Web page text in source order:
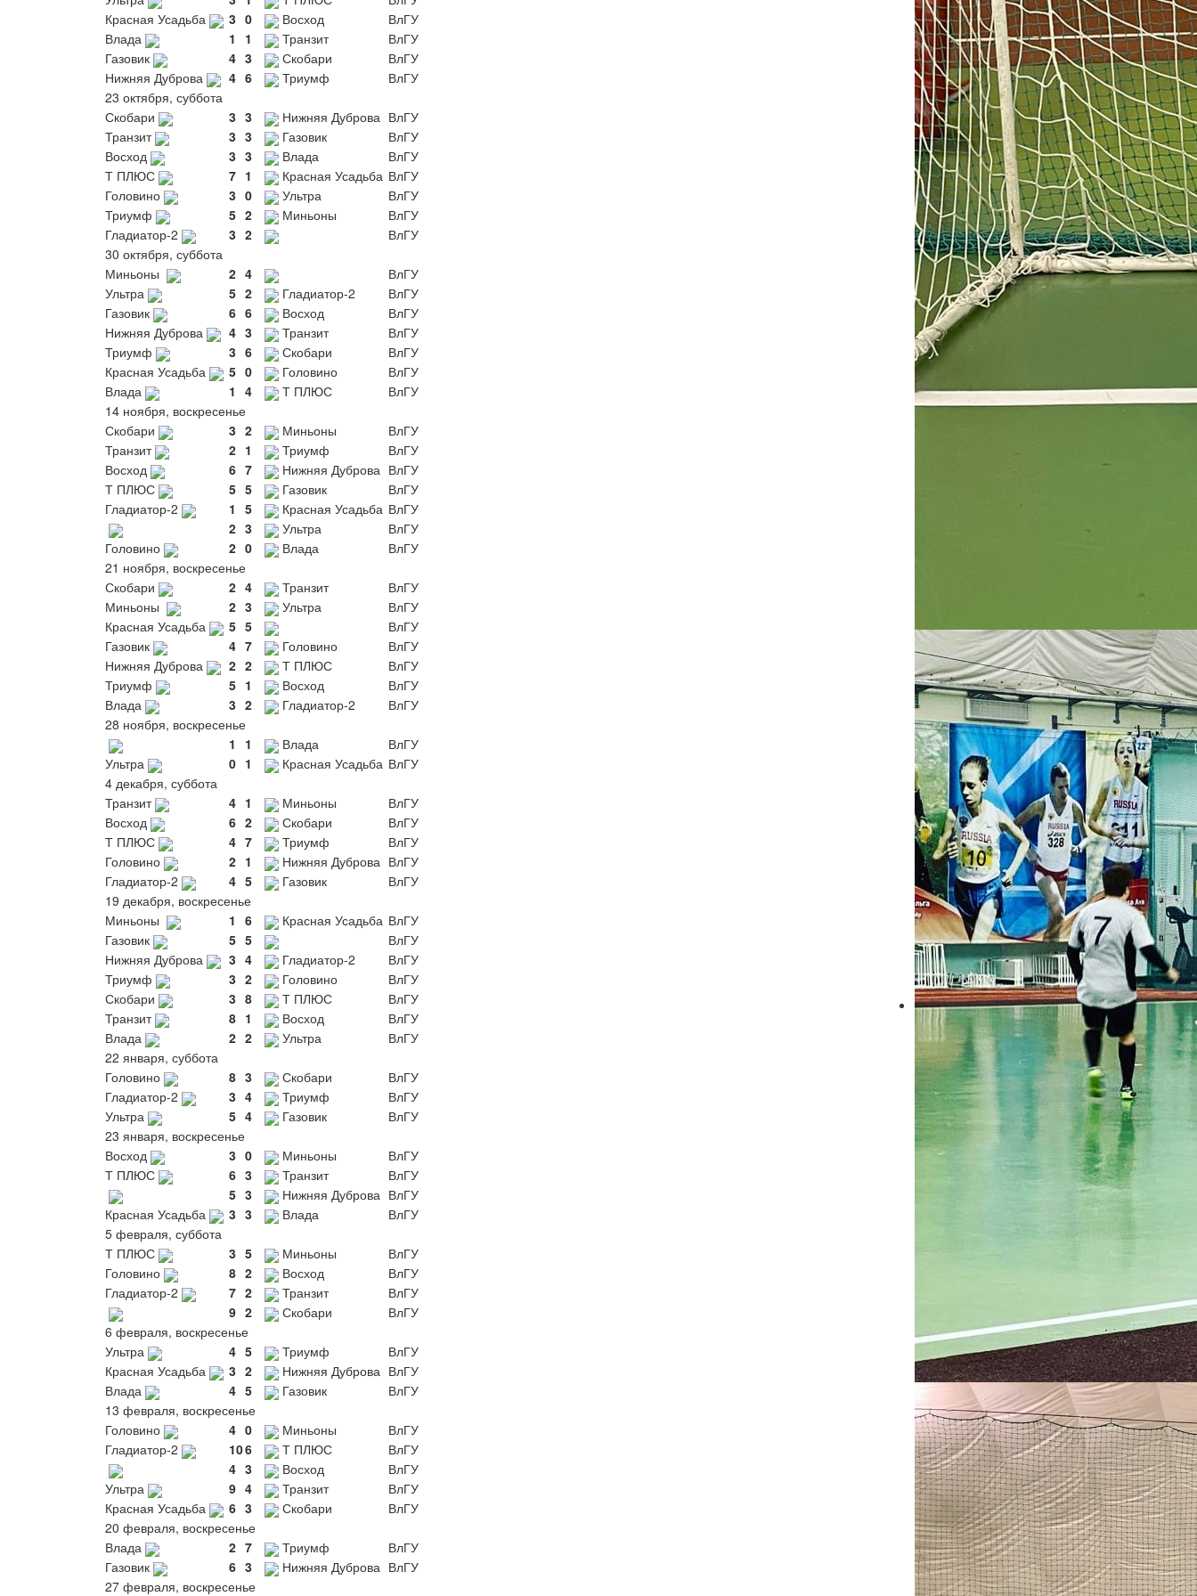
Красная Усадьба
3 0 Восход
ВлГУ
Влада
1 1 Транзит
ВлГУ
Газовик
4 3 Скобари
ВлГУ
Нижняя Дуброва
4 6 Триумф
ВлГУ
23 октября, суббота
Скобари
3 3 Нижняя Дуброва ВлГУ
Транзит
3 3 Газовик
ВлГУ
Восход
3 3 Влада
ВлГУ
Т ПЛЮС
7 1 Красная Усадьба ВлГУ
Головино
3 0 Ультра
ВлГУ
Триумф
5 2 Миньоны
ВлГУ
Гладиатор-2
3 2
ВлГУ
30 октября, суббота
Миньоны
2 4
ВлГУ
Ультра
5 2 Гладиатор-2
ВлГУ
Газовик
6 6 Восход
ВлГУ
Нижняя Дуброва
4 3 Транзит
ВлГУ
Триумф
3 6 Скобари
ВлГУ
Красная Усадьба
5 0 Головино
ВлГУ
Влада
1 4 Т ПЛЮС
ВлГУ
14 ноября, воскресенье
Скобари
3 2 Миньоны
ВлГУ
Транзит
2 1 Триумф
ВлГУ
Восход
6 7 Нижняя Дуброва ВлГУ
Т ПЛЮС
5 5 Газовик
ВлГУ
Гладиатор-2
1 5 Красная Усадьба ВлГУ
2 3 Ультра
ВлГУ
Головино
2 0 Влада
ВлГУ
21 ноября, воскресенье
Скобари
2 4 Транзит
ВлГУ
Миньоны
2 3 Ультра
ВлГУ
Красная Усадьба
5 5
ВлГУ
Газовик
4 7 Головино
ВлГУ
Нижняя Дуброва
2 2 Т ПЛЮС
ВлГУ
Триумф
5 1 Восход
ВлГУ
Влада
3 2 Гладиатор-2
ВлГУ
28 ноября, воскресенье
1
1 Влада
ВлГУ
Ультра
0 1 Красная Усадьба ВлГУ
4 декабря, суббота
Транзит
4 1 Миньоны
ВлГУ
Восход
6 2 Скобари
ВлГУ
Т ПЛЮС
4 7 Триумф
ВлГУ
Головино
2 1 Нижняя Дуброва ВлГУ
Гладиатор-2
4 5 Газовик
ВлГУ
19 декабря, воскресенье
Миньоны
1 6 Красная Усадьба ВлГУ
Газовик
5 5
ВлГУ
Нижняя Дуброва
3 4 Гладиатор-2
ВлГУ
Триумф
3 2 Головино
ВлГУ
Скобари
3 8 Т ПЛЮС
ВлГУ
Транзит
8 1 Восход
ВлГУ
Влада
2 2 Ультра
ВлГУ
22 января, суббота
Головино
8 3 Скобари
ВлГУ
Гладиатор-2
3 4 Триумф
ВлГУ
Ультра
5 4 Газовик
ВлГУ
23 января, воскресенье
Восход
3 0 Миньоны
ВлГУ
Т ПЛЮС
6 3 Транзит
ВлГУ
5 3 Нижняя Дуброва ВлГУ
Красная Усадьба
3 3 Влада
ВлГУ
5 февраля, суббота
Т ПЛЮС
3 5 Миньоны
ВлГУ
Головино
8 2 Восход
ВлГУ
Гладиатор-2
7 2 Транзит
ВлГУ
9 2 Скобари
ВлГУ
6 февраля, воскресенье
Ультра
4 5 Триумф
ВлГУ
Красная Усадьба
3 2 Нижняя Дуброва ВлГУ
Влада
4 5 Газовик
ВлГУ
13 февраля, воскресенье
Головино
4 0 Миньоны
ВлГУ
Гладиатор-2
106 Т ПЛЮС
ВлГУ
4 3 Восход
ВлГУ
Ультра
9 4 Транзит
ВлГУ
Красная Усадьба
6 3 Скобари
ВлГУ
20 февраля, воскресенье
Влада
2 7 Триумф
ВлГУ
Газовик
6 3 Нижняя Дуброва ВлГУ
27 февраля, воскресенье